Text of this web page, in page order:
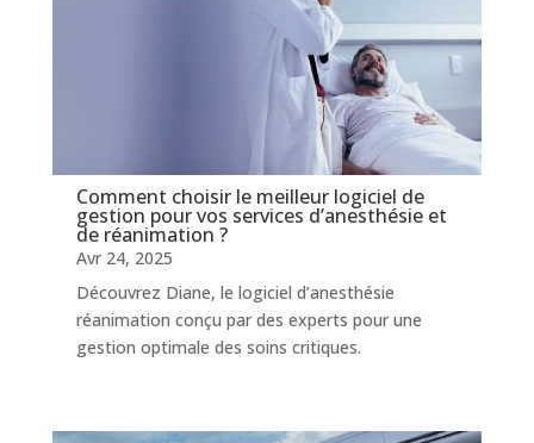
Comment choisir le meilleur logiciel de
gestion pour vos services d’anesthésie et
de réanimation ?
Avr 24, 2025
Découvrez Diane, le logiciel d’anesthésie
réanimation conçu par des experts pour une
gestion optimale des soins critiques.